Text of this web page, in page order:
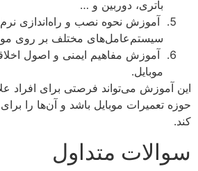
باتری، دوربین و …
آموزش نحوه نصب و راه‌اندازی
سیستم‌عامل‌های مختلف بر روی
آموزش مفاهیم ایمنی و اصول
موبایل.
این آموزش می‌تواند فرصتی برای افراد
حوزه تعمیرات موبایل باشد و آن‌ها را برای
کند.
سوالات متداول